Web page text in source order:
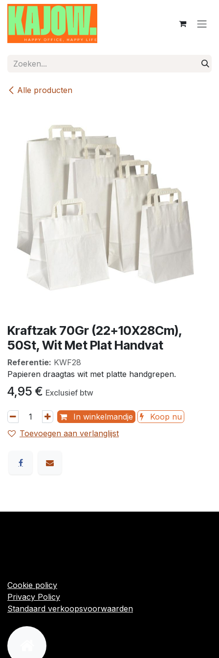
Overslaan naar inhoud
Alle producten
Kraftzak 70Gr (22+10X28Cm),
50St, Wit Met Plat Handvat
Referentie: KWF28
Papieren draagtas wit met platte handgrepen.
4,95 € Exclusief btw
In winkelmandje
Koop nu
Toevoegen aan verlanglijst
Cookie policy
Privacy Policy
Standaard verkoopsvoorwaarden